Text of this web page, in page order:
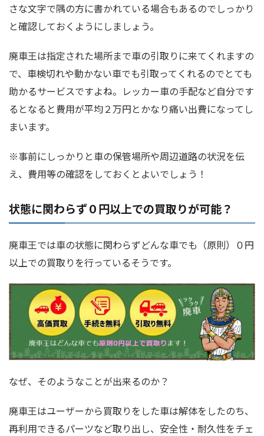
さな文字で隅の方に書かれている場合もあるのでしっかり
と確認しておくようにしましょう。
廃車王は指定された場所まで車の引取りに来てくれますの
で、車検切れや動かない車でも引取ってくれるのでとても
助かるサービスですよね。レッカー車の手配など自分です
るとなると費用が平均２万円とかなり痛い出費になってし
まいます。
※事前にしっかりと車の保管場所や周辺道路の状況を伝
え、費用等の確認をしておくとよいでしょう！
状態に関わらず０円以上での買取りが可能？
廃車王では車の状態に関わらずどんな車でも（原則）０円
以上での買取りを行っているそうです。
なぜ、そのようなことが出来るのか？
廃車王はユーザーから買取りをした車は解体をしたのち、
再利用できるパーツなど取り出し、安全性・耐久性をチェ